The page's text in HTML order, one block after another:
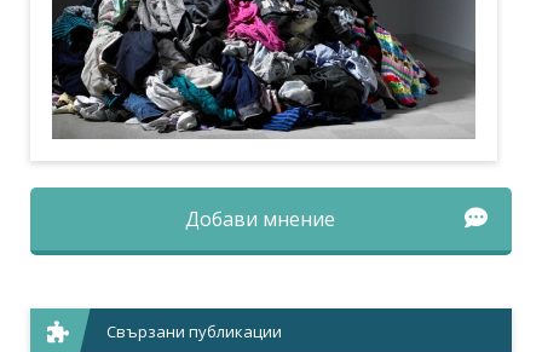
Добави мнение
Свързани публикации